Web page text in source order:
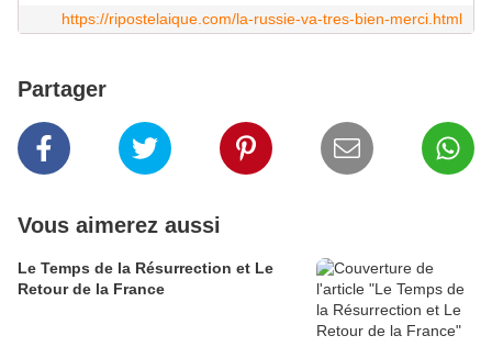
https://ripostelaique.com/la-russie-va-tres-bien-merci.html
Partager
Vous aimerez aussi
Le Temps de la Résurrection et Le
Retour de la France